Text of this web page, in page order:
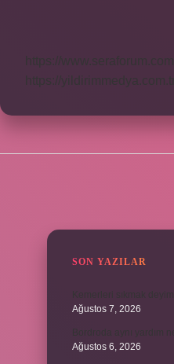
https://www.seraforum.com
https://yildirimmedya.com.tr
SON YAZILAR
Ağustos 7, 2026
Ağustos 6, 2026